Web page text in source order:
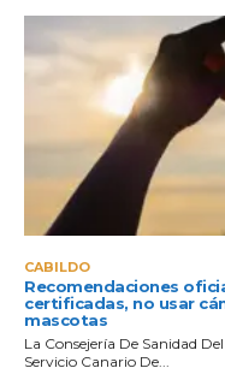
CABILDO
Recomendaciones
certificadas, no usar
mascotas
La Consejería De Sanidad
Servicio Canario De...